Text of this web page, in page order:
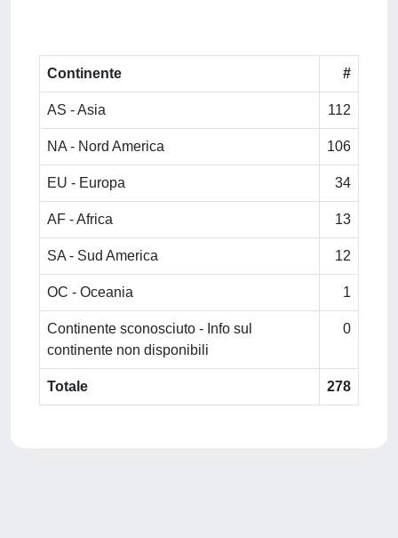
Continente #
AS - Asia 112
NA - Nord America 106
EU - Europa 34
AF - Africa 13
SA - Sud America 12
OC - Oceania 1
Continente sconosciuto - Info sul
continente non disponibili
0
Totale 278